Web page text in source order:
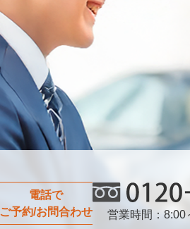
電話で
ご予約/お問合わせ
0120-
営業時間：8:00